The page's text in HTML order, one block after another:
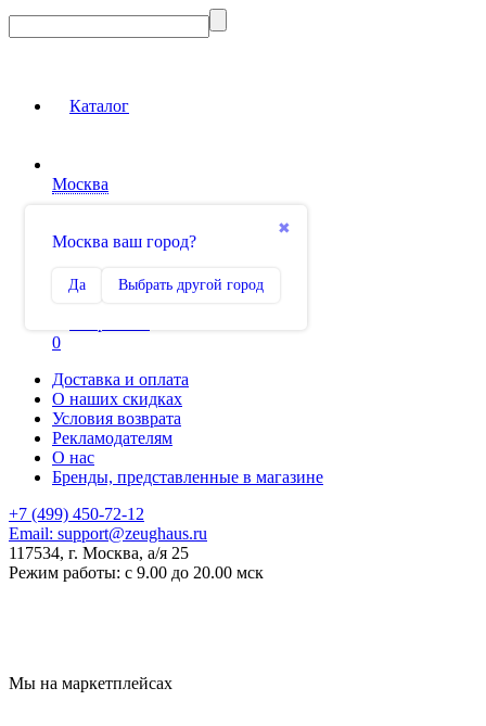
Каталог
Москва
✖
Москва ваш город?
Да Выбрать другой город
Сравнение
0
Доставка и оплата
О наших скидках
Условия возврата
Рекламодателям
О нас
Бренды, представленные в магазине
+7 (499) 450-72-12
Email: support@zeughaus.ru
117534, г. Москва, а/я 25
Режим работы: с 9.00 до 20.00 мск
Мы на маркетплейсах